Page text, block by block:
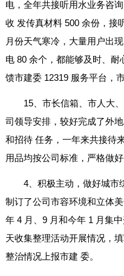
电，全年共接听用水业务咨
收 发传真材料 500 余份，接
月份天气寒冷，大量用户出
电 80 余个，都能够及时、
馈市建委 12319 服务平台，
15、市长信箱、市人大
司领导安排，较好完成了外
和招待 任务，一年来共接待
用品均按公司标准，严格做
4、积极主动，做好城市
制订了公司市容环境和立体
年 4 月、9 月和今年 1 月集
天收集整理活动开展情况，
整治情况上报市建 委。